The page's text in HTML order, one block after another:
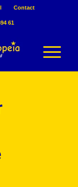
Contact
61